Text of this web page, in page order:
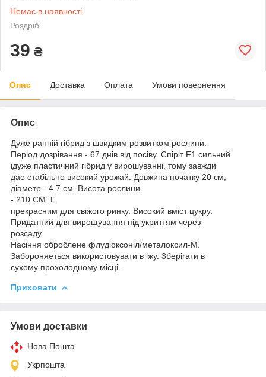
Немає в наявності
Роздріб
39 ₴
Опис Доставка Оплата Умови повернення
Опис
Дуже ранній гібрид з швидким розвитком рослини.
Період дозрівання - 67 днів від посіву. Спіріт F1 сильний
ідуже пластичний гібрид у вирошуваннi, тому завжди
дае стабільно високий урожай. Довжина початку 20 см,
діаметр - 4,7 см. Висота рослини
- 210 CM. E
прекрасним для свіжого ринку. Високий вміст цукру.
Придатний для вирощування під укриттям через
розсаду.
Насіння оброблене флудіоксоніл/металоксил-М.
Забороняеться використовувати в іжу. 3берiraти в
сухому прохолодному місці.
Приховати
Умови доставки
Нова Пошта
Укрпошта